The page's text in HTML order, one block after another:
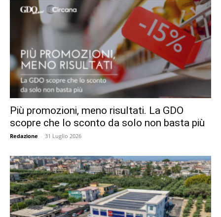
Più promozioni, meno risultati. La GDO
scopre che lo sconto da solo non basta più
Redazione - 31 Luglio 2026